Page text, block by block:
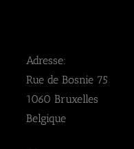
Adresse:
Rue de Bosnie 75
1060 Bruxelles
Belgique